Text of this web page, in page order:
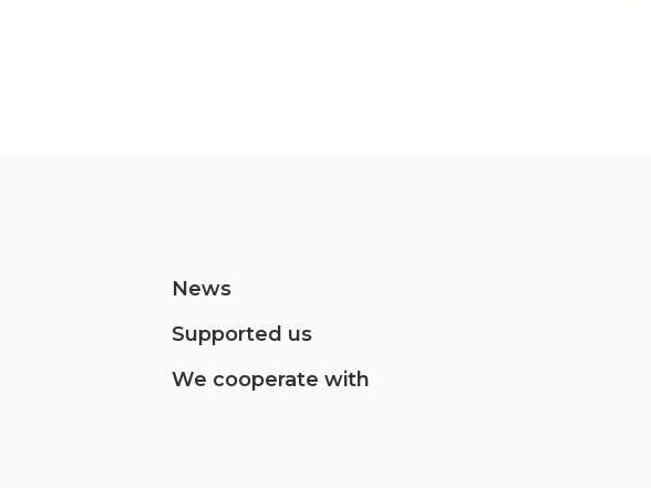
News
Supported us
We cooperate with